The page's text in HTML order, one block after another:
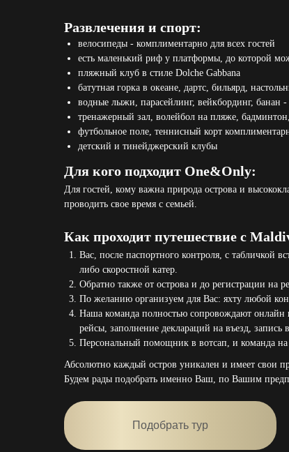
Развлечения и спорт:
велосипеды - комплиментарно для всех гостей
есть маленький риф у платформы, до которой
пляжный клуб в стиле Dolche Gabbana
батутная горка в океане, дартс, бильярд,
водные лыжи, парасейлинг, вейкбординг, банан -
тренажерный зал, волейбол на пляже,
футбольное поле, теннисный корт
детский и тинейджерский клубы
Для кого подходит One&Only:
Для гостей, кому важна природа острова и
проводить свое время с семьей.
Как проходит путешествие с
Вас, после паспортного контроля, с табличкой
либо скоростной катер.
Обратно также от острова и до регистрации на
По желанию организуем для Вас: яхту любой
Наша команда полностью сопровождают онлайн
рейсы, заполнение деклараций на въезд, запись
Персональный помощник в вотсап, и команда
Абсолютно каждый остров уникален и имеет свои
Будем рады подобрать именно Ваш, по Вашим
Подобрать тур